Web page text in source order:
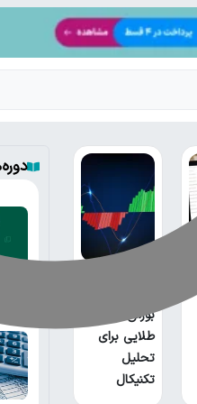
بورس: ابزار
طلایی برای
تحلیل
تکنیکال